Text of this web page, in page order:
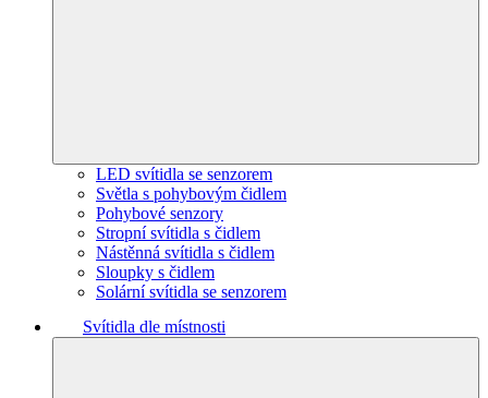
LED svítidla se senzorem
Světla s pohybovým čidlem
Pohybové senzory
Stropní svítidla s čidlem
Nástěnná svítidla s čidlem
Sloupky s čidlem
Solární svítidla se senzorem
Svítidla dle místnosti